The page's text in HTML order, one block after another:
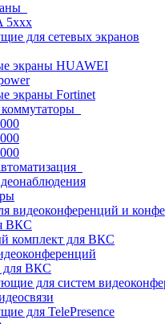
5xxx
для сетевых экранов
экраны HUAWEI
экраны Fortinet
видеоконференций и
ВКС
комплект для ВКС
ВКС
для систем
для TelePresence